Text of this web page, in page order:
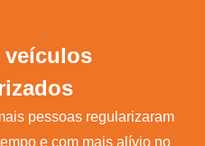
veículos
pessoas regularizaram
e com mais alívio no